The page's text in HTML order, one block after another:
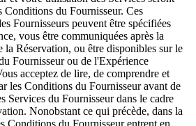
Conditions du Fournisseur. Ces
Fournisseurs peuvent être spécifiées
vous être communiquées après la
la Réservation, ou être disponibles sur le
Fournisseur ou de l'Expérience
acceptez de lire, de comprendre et
les Conditions du Fournisseur avant de
Services du Fournisseur dans le cadre
Nonobstant ce qui précède, dans la
Conditions du Fournisseur entrent en